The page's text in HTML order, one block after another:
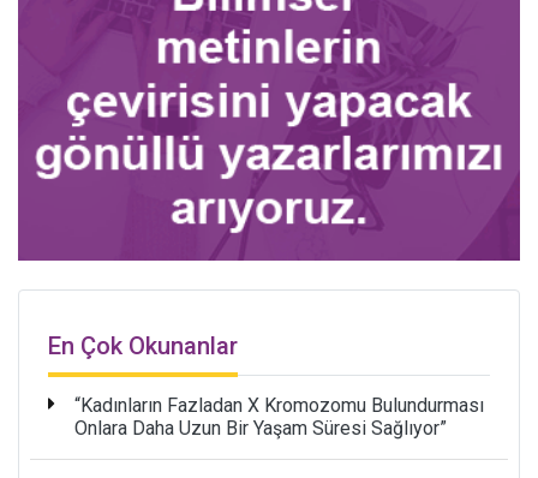
En Çok Okunanlar
“Kadınların Fazladan X Kromozomu Bulundurması
Onlara Daha Uzun Bir Yaşam Süresi Sağlıyor”